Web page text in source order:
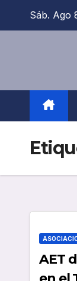
Sáb. Ago
AET